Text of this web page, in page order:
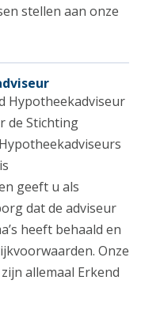
stellen aan onze
Hypotheekadviseur
de Stichting
geeft u als
dat de adviseur
heeft behaald en
Onze
allemaal Erkend